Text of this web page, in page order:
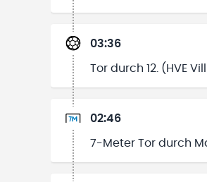
03:36
Tor durch 12. (HVE
02:46
7-Meter Tor durch